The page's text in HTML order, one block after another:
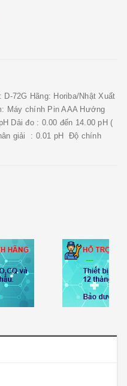
72G Hãng: Horiba/Nhật Xuất
Máy chính Pin AAA Hướng
Dải đo : 0.00 đến 14.00 pH (
giải : 0.01 pH Độ chính